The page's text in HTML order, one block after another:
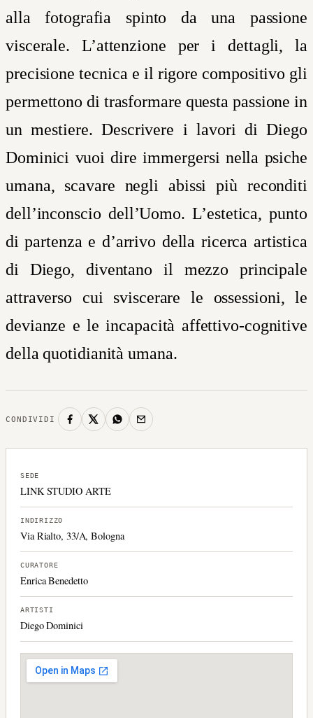
alla fotografia spinto da una passione
viscerale. L’attenzione per i dettagli, la
precisione tecnica e il rigore compositivo gli
permettono di trasformare questa passione in
un mestiere. Descrivere i lavori di Diego
Dominici vuoi dire immergersi nella psiche
umana, scavare negli abissi più reconditi
dell’inconscio dell’Uomo. L’estetica, punto
di partenza e d’arrivo della ricerca artistica
di Diego, diventano il mezzo principale
attraverso cui sviscerare le ossessioni, le
devianze e le incapacità affettivo-cognitive
della quotidianità umana.
CONDIVIDI
SEDE
LINK STUDIO ARTE
INDIRIZZO
Via Rialto, 33/A, Bologna
CURATORE
Enrica Benedetto
ARTISTI
Diego Dominici